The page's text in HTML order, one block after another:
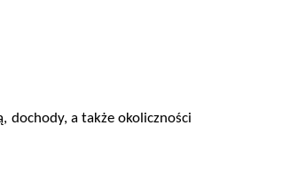
dochody, a także okoliczności